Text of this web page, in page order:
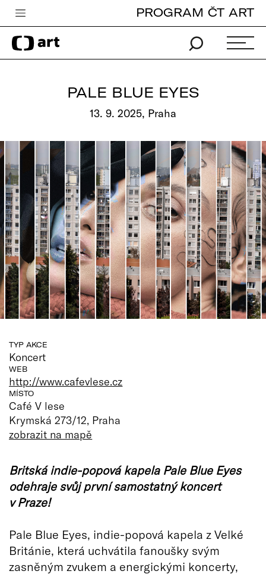
Česká televize
Zpravodajství
Pro děti
edu
Vše o ČT
PROGRAM ČT ART
PALE BLUE EYES
13. 9. 2025, Praha
TYP AKCE
Koncert
WEB
http://www.cafevlese.cz
MÍSTO
Café V lese
Krymská 273/12, Praha
zobrazit na mapě
Britská indie-popová kapela Pale Blue Eyes
odehraje svůj první samostatný koncert
v Praze!
Pale Blue Eyes, indie-popová kapela z Velké
Británie, která uchvátila fanoušky svým
zasněným zvukem a energickými koncerty,